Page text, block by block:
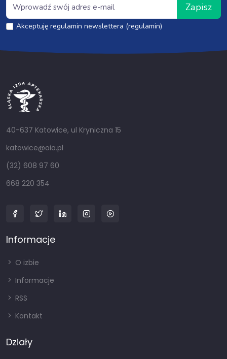
Zapisz
Akceptuję regulamin newslettera (regulamin)
40-637 Katowice, ul Kryniczna 15
katowice@oia.pl
(32) 608 97 60
668 220 354
Informacje
O izbie
Informacje
RSS
Kontakt
Działy